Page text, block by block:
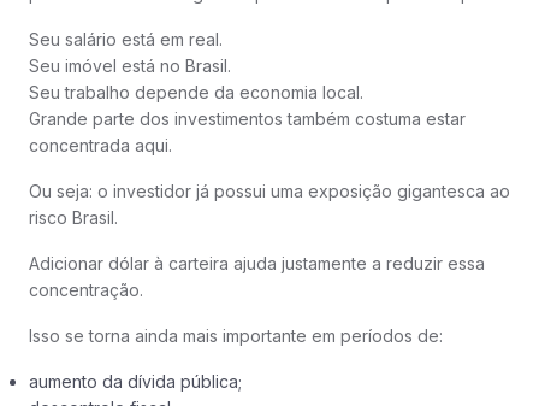
Seu salário está em real.
Seu imóvel está no Brasil.
Seu trabalho depende da economia local.
Grande parte dos investimentos também costuma estar
concentrada aqui.
Ou seja: o investidor já possui uma exposição gigantesca ao
risco Brasil.
Adicionar dólar à carteira ajuda justamente a reduzir essa
concentração.
Isso se torna ainda mais importante em períodos de:
aumento da dívida pública;